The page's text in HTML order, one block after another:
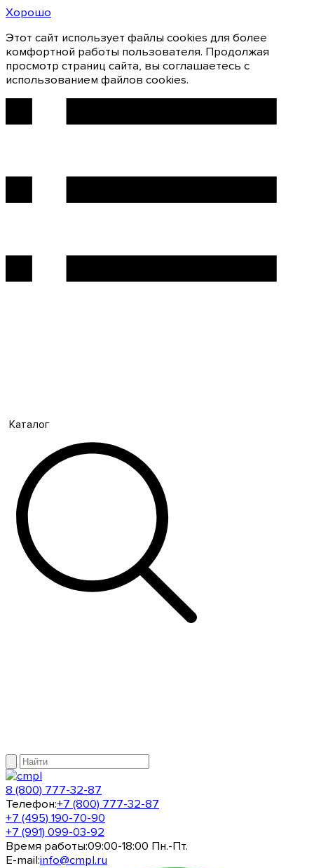
Хорошо
Этот сайт использует файлы cookies для более
комфортной работы пользователя. Продолжая
просмотр страниц сайта, вы соглашаетесь с
использованием файлов cookies.
Каталог
8 (800) 777-32-87
Телефон:+7 (800) 777-32-87
+7 (495) 190-70-90
+7 (991) 099-03-92
Время работы:09:00-18:00 Пн.-Пт.
E-mail:info@cmpl.ru